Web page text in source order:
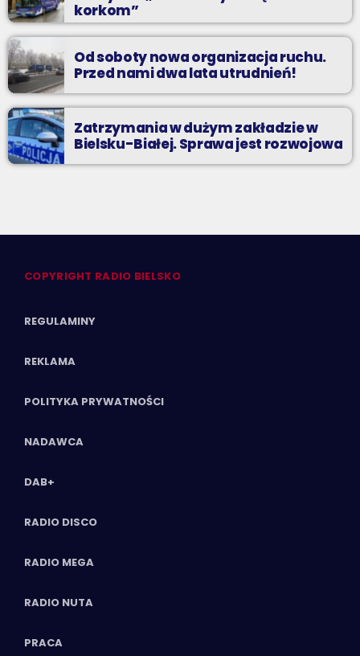
korkom”
Od soboty nowa organizacja ruchu.
Przed nami dwa lata utrudnień!
Zatrzymania w dużym zakładzie w
Bielsku-Białej. Sprawa jest rozwojowa
COPYRIGHT RADIO BIELSKO
REGULAMINY
REKLAMA
POLITYKA PRYWATNOŚCI
NADAWCA
DAB+
RADIO DISCO
RADIO MEGA
RADIO NUTA
PRACA